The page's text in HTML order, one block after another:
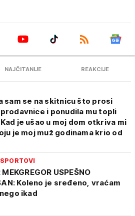
NAJČITANIJE REAKCIJE
sam se na skitnicu što prosi
i ponudila mu topli
je ušao u moj dom otkriva mi
je moj muž godinama krio od
MEKGREGOR USPEŠNO
Koleno je sređeno, vraćam
ikad